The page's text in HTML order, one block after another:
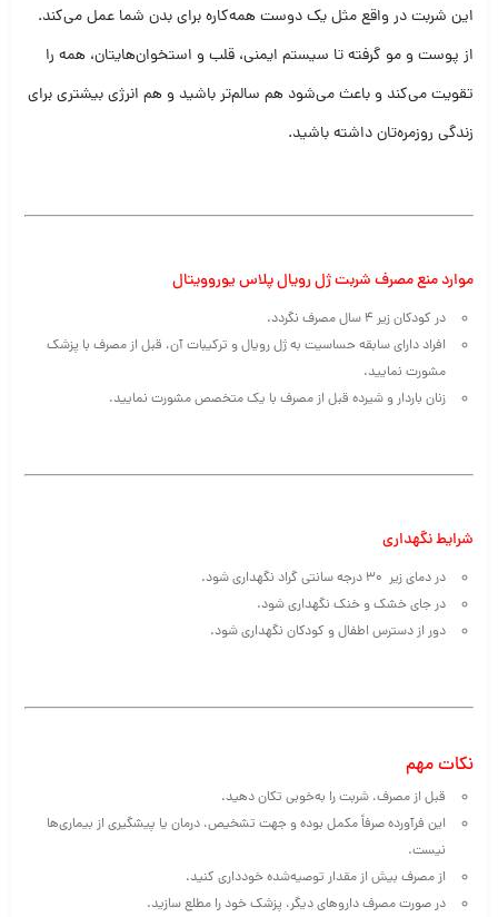
این شربت در واقع مثل یک دوست همه‌کاره برای بدن شما عمل می‌کند.
از پوست و مو گرفته تا سیستم ایمنی، قلب و استخوان‌هایتان، همه را
تقویت می‌کند و باعث می‌شود هم سالم‌تر باشید و هم انرژی بیشتری برای
زندگی روزمره‌تان داشته باشید.
موارد منع مصرف شربت ژل رویال پلاس یوروویتال
در کودکان زیر 4 سال مصرف نگردد.
افراد دارای سابقه حساسیت به ژل رویال و ترکیبات آن، قبل از مصرف با پزشک
مشورت نمایید.
زنان باردار و شیرده قبل از مصرف با یک متخصص مشورت نمایید.
شرایط نگهداری
در دمای زیر 30 درجه سانتی گراد نگهداری شود.
در جای خشک و خنک نگهداری شود.
دور از دسترس اطفال و کودکان نگهداری شود.
نکات مهم
قبل از مصرف، شربت را به‌خوبی تکان دهید.
این فرآورده صرفاً مکمل بوده و جهت تشخیص، درمان یا پیشگیری از بیماری‌ها
نیست.
از مصرف بیش از مقدار توصیه‌شده خودداری کنید.
در صورت مصرف داروهای دیگر، پزشک خود را مطلع سازید.